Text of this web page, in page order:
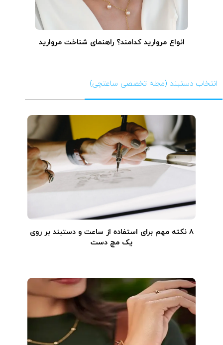
انواع مروارید کدامند؟ راهنمای شناخت مروارید
انتخاب دستبند (مجله تخصصی ساعتچی)
۸ نکته مهم برای استفاده از ساعت و دستبند بر روی
یک مچ دست